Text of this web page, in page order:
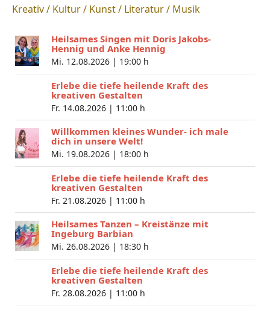
Kreativ / Kultur / Kunst / Literatur / Musik
Heilsames Singen mit Doris Jakobs-
Hennig und Anke Hennig
Mi. 12.08.2026 | 19:00 h
Erlebe die tiefe heilende Kraft des
kreativen Gestalten
Fr. 14.08.2026 | 11:00 h
Willkommen kleines Wunder- ich male
dich in unsere Welt!
Mi. 19.08.2026 | 18:00 h
Erlebe die tiefe heilende Kraft des
kreativen Gestalten
Fr. 21.08.2026 | 11:00 h
Heilsames Tanzen – Kreistänze mit
Ingeburg Barbian
Mi. 26.08.2026 | 18:30 h
Erlebe die tiefe heilende Kraft des
kreativen Gestalten
Fr. 28.08.2026 | 11:00 h